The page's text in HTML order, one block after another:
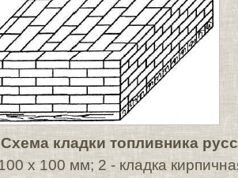
кладки топливника
х 100 мм; 2 - кладка